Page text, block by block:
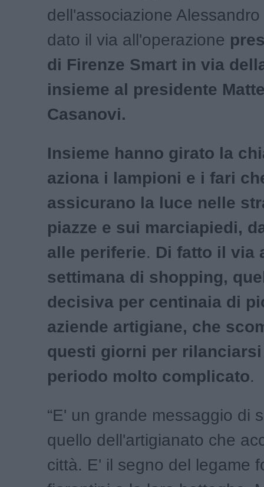
dell'associazione
dato il via all'operazione
di Firenze Smart in via
insieme al presidente
Casanovi.
Insieme hanno girato la
aziona i lampioni e i fari
assicurano la luce nelle
piazze e sui marciapiedi,
alle periferie. Di fatto il via
settimana di shopping,
decisiva per centinaia di
aziende artigiane, che
questi giorni per
periodo molto complicato.
“E' un grande messaggio di
quello dell'artigianato che
città. E' il segno del legame